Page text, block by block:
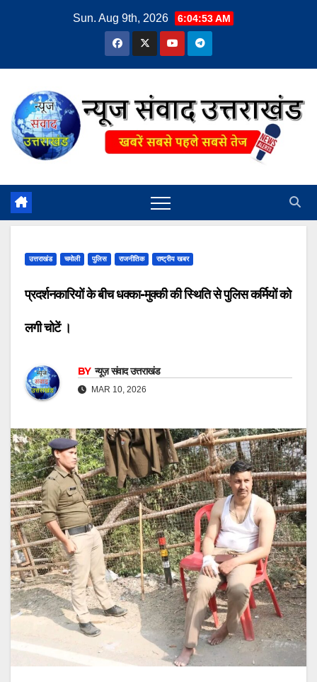
Sun. Aug 9th, 2026 6:04:54 AM
उत्तराखंड चमोली पुलिस राजनीतिक राष्ट्रीय खबर
प्रदर्शनकारियों के बीच धक्का-मुक्की की स्थिति से पुलिस कर्मियों को
लगी चोटें ।
BY न्यूज़ संवाद उत्तराखंड
MAR 10, 2026